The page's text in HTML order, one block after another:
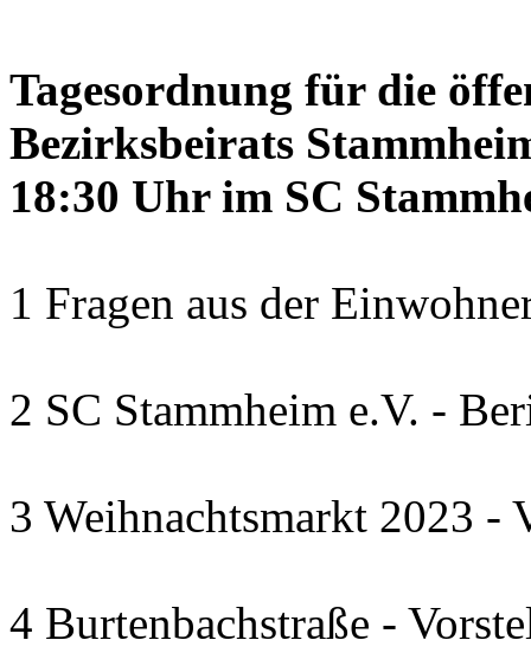
Tagesordnung für die
Bezirksbeirats
18:30 Uhr im SC
1 Fragen aus der
2 SC Stammheim e.V. -
3 Weihnachtsmarkt 2023 -
4 Burtenbachstraße -